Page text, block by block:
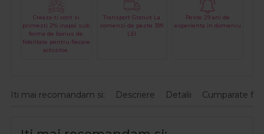
Creaza-ti cont si
primesti 2% inapoi sub
forma de bonus de
fidelitate pentru fiecare
achizitie.
Transport Gratuit La
comenzi de peste 399
LEI
Peste 29 ani de
experienta in domeniu
Iti mai recomandam si: Descriere Detalii Cumparate